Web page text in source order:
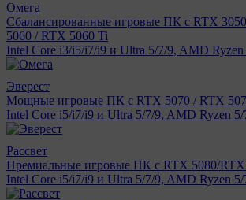
Омега
Сбалансированные игровые ПК с RTX
5060 / RTX 5060 Ti
Intel Core i3/i5/i7/i9 и Ultra 5/7/9, AMD Ryzen
Эверест
Мощные игровые ПК с RTX 5070 / RTX
Intel Core i5/i7/i9 и Ultra 5/7/9, AMD Ryzen 5/
Рассвет
Премиальные игровые ПК с RTX 5080/
Intel Core i5/i7/i9 и Ultra 5/7/9, AMD Ryzen 5/